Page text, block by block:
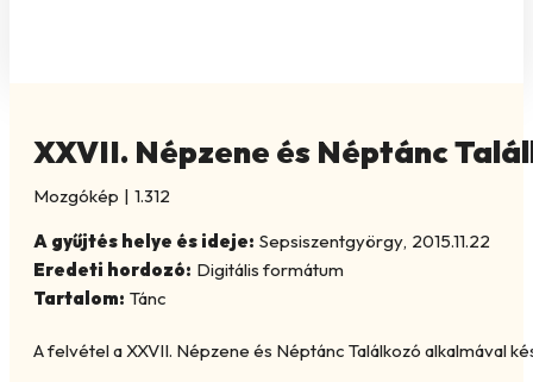
XXVII. Népzene és Néptánc
Mozgókép | 1.312
A gyűjtés helye és ideje: Sepsiszentgyörgy, 2015.11.22
Eredeti hordozó: Digitális formátum
Tartalom: Tánc
A felvétel a XXVII. Népzene és Néptánc Találkozó alkalmával